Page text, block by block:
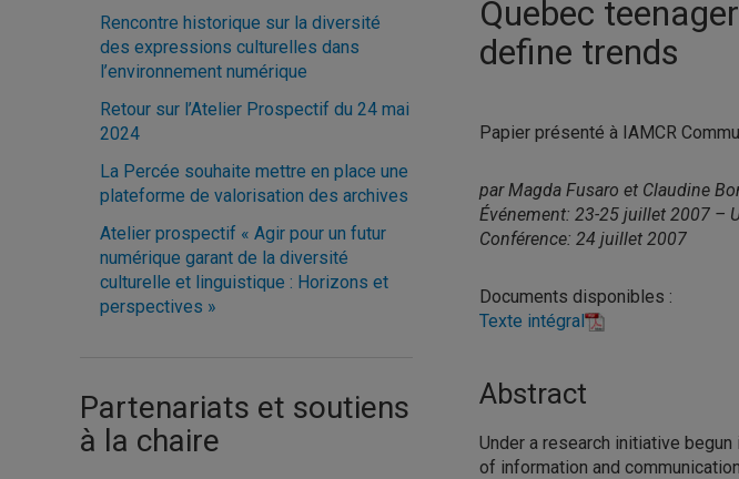
Rencontre historique sur la diversité
des expressions culturelles dans
l’environnement numérique
Retour sur l’Atelier Prospectif du 24 mai
2024
La Percée souhaite mettre en place une
plateforme de valorisation des archives
Atelier prospectif « Agir pour un futur
numérique garant de la diversité
culturelle et linguistique : Horizons et
perspectives »
Partenariats et soutiens
à la chaire
Quebec
define trends
Papier présenté à IAMCR
par Magda Fusaro et Claudine
Événement: 23-25 juillet 2007 –
Conférence: 24 juillet 2007
Documents disponibles :
Texte intégral
Abstract
Under a research initiative
of information and